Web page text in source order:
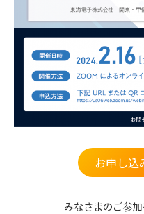
お申し込
みなさまのご参加